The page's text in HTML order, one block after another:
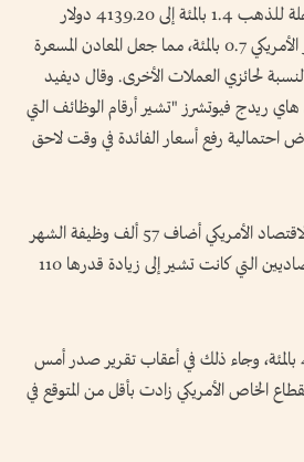
وارتفعت العقود الأمريكية الآجلة للذهب 1.4 بالمئة إلى 4139.20 دولار
للأوقية، وانخفض مؤشر الدولار الأمريكي 0.7 بالمئة، مما جعل ‌المعادن المسعرة
لحائزي العملات الأخرى. وقال ديفيد
‌ريدج فيوتشرز "تشير أرقام الوظائف التي
احتمالية رفع أسعار الفائدة في ‌وقت لاحق
وأظهر تقرير لوزارة العمل أن الاقتصاد الأمريكي أضاف 57 ألف وظيفة الشهر
الماضي، مقارنة بتقديرات الاقتصاديين التي ​كانت تشير ⁠إلى زيادة قدرها ⁠110
واستقر معدل البطالة عند 4.2 بالمئة، وجاء ذلك في أعقاب تقرير صدر أمس
الخاص الأمريكي زادت بأقل من المتوقع في